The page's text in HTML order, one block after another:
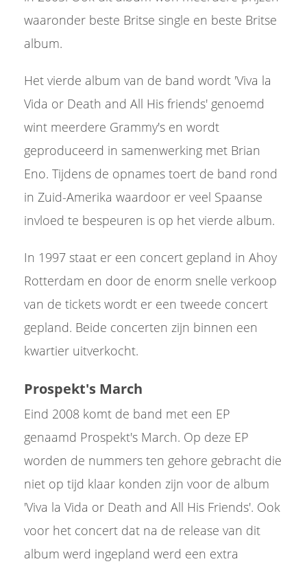
waaronder beste Britse single en beste Britse
album.
Het vierde album van de band wordt 'Viva la
Vida or Death and All His friends' genoemd
wint meerdere Grammy's en wordt
geproduceerd in samenwerking met Brian
Eno. Tijdens de opnames toert de band rond
in Zuid-Amerika waardoor er veel Spaanse
invloed te bespeuren is op het vierde album.
In 1997 staat er een concert gepland in Ahoy
Rotterdam en door de enorm snelle verkoop
van de tickets wordt er een tweede concert
gepland. Beide concerten zijn binnen een
kwartier uitverkocht.
Prospekt's March
Eind 2008 komt de band met een EP
genaamd Prospekt's March. Op deze EP
worden de nummers ten gehore gebracht die
niet op tijd klaar konden zijn voor de album
'Viva la Vida or Death and All His Friends'. Ook
voor het concert dat na de release van dit
album werd ingepland werd een extra